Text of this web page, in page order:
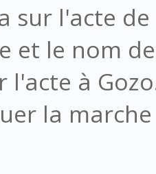
sur l'acte
et le nom
l'acte à
la marche